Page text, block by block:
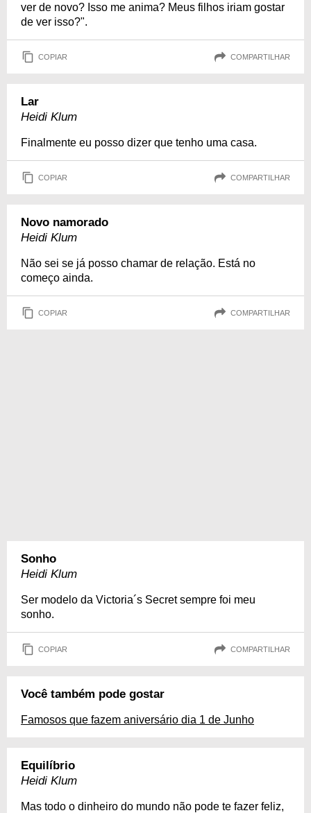
ver de novo? Isso me anima? Meus filhos iriam gostar
de ver isso?".
COPIAR COMPARTILHAR
Lar
Heidi Klum
Finalmente eu posso dizer que tenho uma casa.
COPIAR COMPARTILHAR
Novo namorado
Heidi Klum
Não sei se já posso chamar de relação. Está no
começo ainda.
COPIAR COMPARTILHAR
Sonho
Heidi Klum
Ser modelo da Victoria´s Secret sempre foi meu
sonho.
COPIAR COMPARTILHAR
Você também pode gostar
Famosos que fazem aniversário dia 1 de Junho
Equilíbrio
Heidi Klum
Mas todo o dinheiro do mundo não pode te fazer feliz,